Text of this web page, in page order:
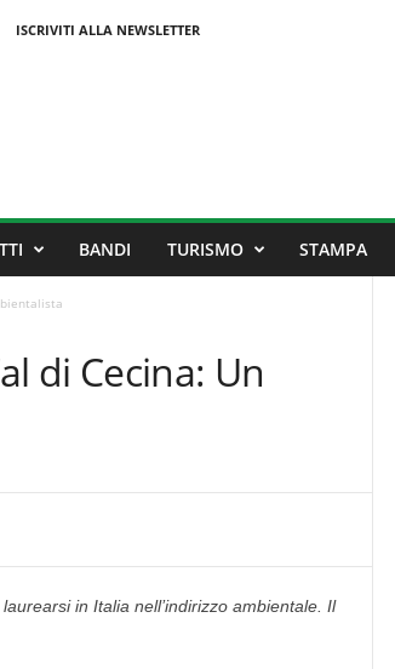
ISCRIVITI ALLA NEWSLETTER
BANDI TURISMO STAMPA
di Cecina: Un
in Italia nell’indirizzo ambientale. Il